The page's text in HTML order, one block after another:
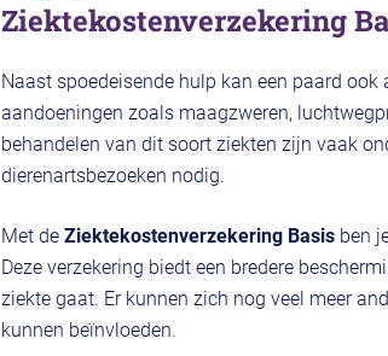
Ziektekostenverzekering
Naast spoedeisende hulp kan een paard
aandoeningen zoals maagzweren,
behandelen van dit soort ziekten zijn vaak
dierenartsbezoeken nodig.
Met de Ziektekostenverzekering Basis ben
Deze verzekering biedt een bredere
ziekte gaat. Er kunnen zich nog veel meer
kunnen beïnvloeden.